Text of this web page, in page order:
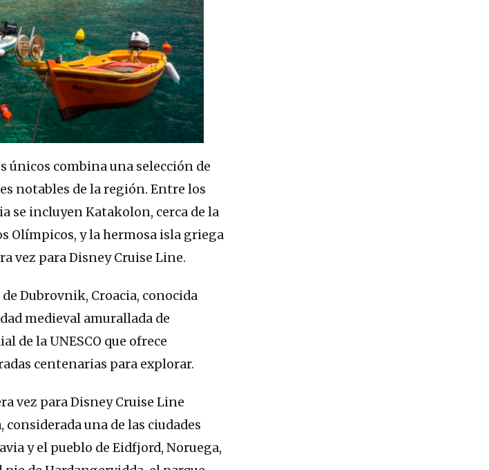
únicos combina una selección de
notables de la región. Entre los
se incluyen Katakolon, cerca de la
Olímpicos, y la hermosa isla griega
vez para Disney Cruise Line.
Dubrovnik, Croacia, conocida
medieval amurallada de
de la UNESCO que ofrece
centenarias para explorar.
vez para Disney Cruise Line
una de las ciudades
y el pueblo de Eidfjord, Noruega,